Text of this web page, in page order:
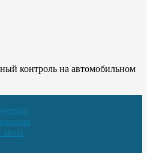
контроль на автомобильном
акты